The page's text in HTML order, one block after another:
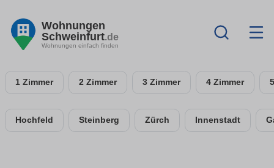
Wohnungen
Schweinfurt.de
Wohnungen einfach finden
1 Zimmer 2 Zimmer 3 Zimmer 4 Zimmer
Hochfeld Steinberg Zürch Innenstadt